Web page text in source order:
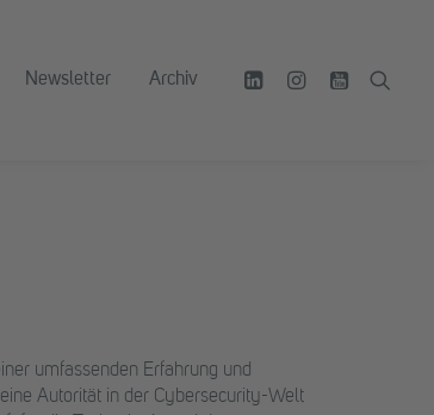
Newsletter Archiv
umfassenden Erfahrung und
Autorität in der Cybersecurity-Welt